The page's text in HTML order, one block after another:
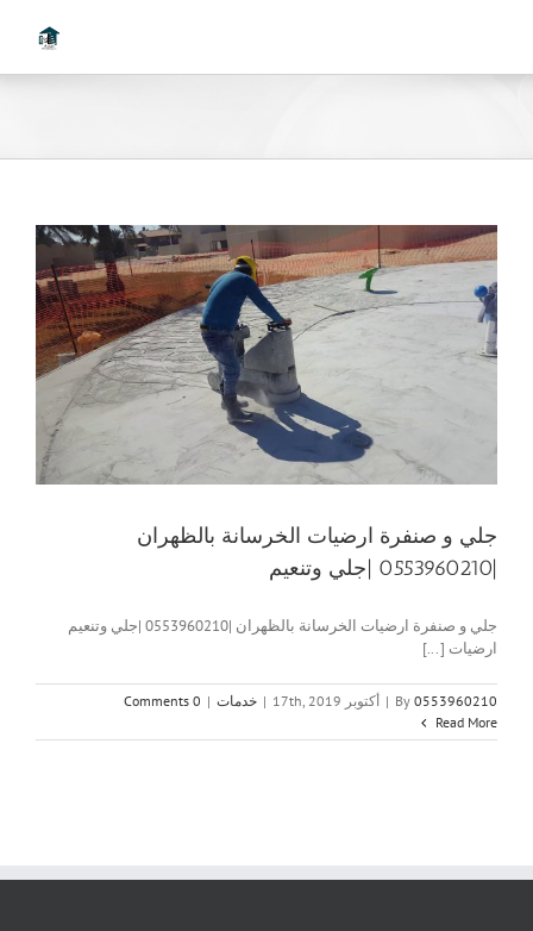
جلي و صنفرة ارضيات الخرسانة بالظهران
|0553960210 |جلي وتنعيم
جلي و صنفرة ارضيات الخرسانة بالظهران |0553960210 |جلي وتنعيم
ارضيات [...]
By 0553960210
| أكتوبر 17th, 2019 | خدمات |
0 Comments
Read More